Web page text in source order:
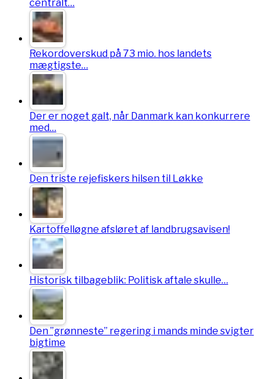
centralt…
Rekordoverskud på 73 mio. hos landets
mægtigste…
Der er noget galt, når Danmark kan konkurrere
med…
Den triste rejefiskers hilsen til Løkke
Kartoffelløgne afsløret af landbrugsavisen!
Historisk tilbageblik: Politisk aftale skulle…
Den ”grønneste” regering i mands minde svigter
bigtime